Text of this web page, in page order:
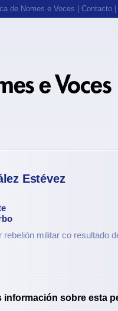
de Nomes e Voces Contacto
Estévez
rebelión militar co resultado
información sobre esta